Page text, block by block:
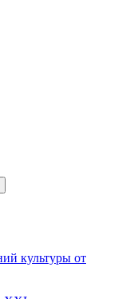
культуры от